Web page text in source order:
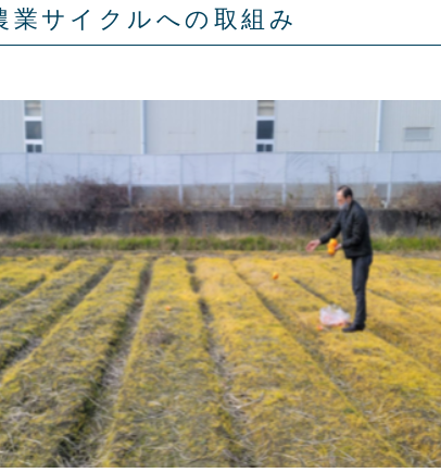
業サイクルへの取組み